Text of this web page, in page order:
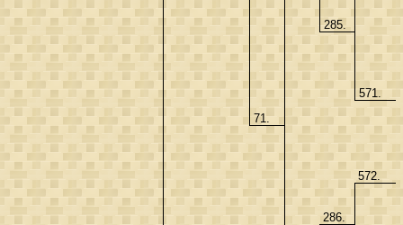
71.
285.
571.
286.
572.